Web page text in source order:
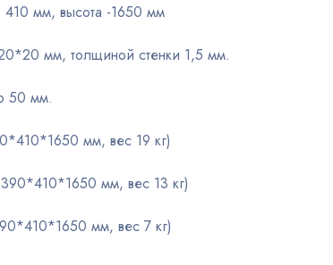
мм, высота -1650 мм
мм, толщиной стенки 1,5 мм.
50 мм.
мм, вес 19 кг)
мм, вес 13 кг)
мм, вес 7 кг)